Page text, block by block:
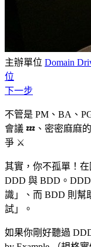
主辦單位 Domain
位
下一步
不管是 PM、BA、
會議 💤、密密麻麻
爭 ⚔️
其實，你不孤單！
DDD 與 BDD。
識」、而 BDD 則幫
試」。
如果你剛好聽過